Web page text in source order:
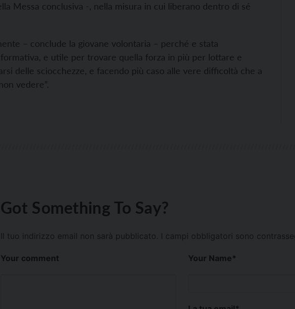
Messa conclusiva -, nella misura in cui liberano dentro di sé
– conclude la giovane volontaria – perché e stata
e utile per trovare quella forza in più per lottare e
delle sciocchezze, e facendo più caso alle vere difficoltà che a
vedere”.
Got Something To Say?
Il tuo indirizzo email non sarà pubblicato. I campi obbligatori sono
Your comment Your Name*